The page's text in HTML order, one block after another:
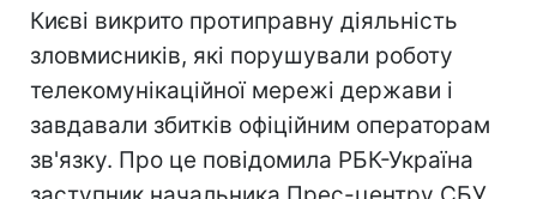
Києві викрито протиправну діяльність
зловмисників, які порушували роботу
телекомунікаційної мережі держави і
завдавали збитків офіційним операторам
зв'язку. Про це повiдомила РБК-Україна